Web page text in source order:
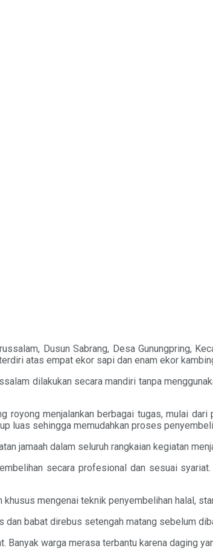
Dusun Sabrang, Desa Gunungpring,
atas empat ekor sapi dan enam ekor
dilakukan secara mandiri tanpa
royong menjalankan berbagai tugas, mulai
luas sehingga memudahkan proses
jamaah dalam seluruh rangkaian kegiatan
secara profesional dan sesuai
mengenai teknik penyembelihan halal,
babat direbus setengah matang sebelum
warga merasa terbantu karena daging